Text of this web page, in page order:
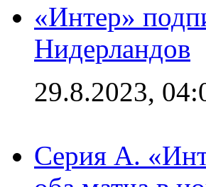
«Интер»
Нидерландов
29.8.2023,
Серия А.